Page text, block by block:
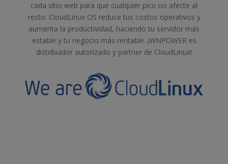
cada sitio web para que cualquier pico no afecte al
resto. CloudLinux OS reduce tus costos operativos y
aumenta la productividad, haciendo tu servidor más
estable y tu negocio más rentable. ¡WNPOWER es
distribuidor autorizado y partner de CloudLinux!